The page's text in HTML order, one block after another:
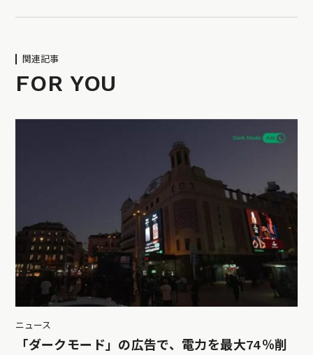
関連記事
FOR YOU
ニュース
「ダークモード」の広告で、電力を最大74％削